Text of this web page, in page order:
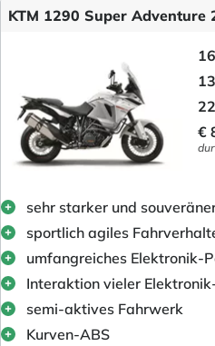
KTM 1290 Super Adventure
€
sehr starker und
sportlich agiles
umfangreiches Elektronik-
Interaktion vieler
semi-aktives Fahrwerk
Kurven-ABS